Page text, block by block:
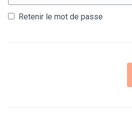
Retenir le mot de passe